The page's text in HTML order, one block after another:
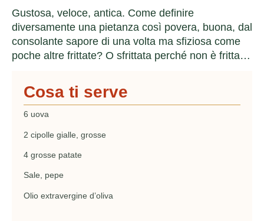
Gustosa, veloce, antica. Come definire
diversamente una pietanza così povera, buona, dal
consolante sapore di una volta ma sfiziosa come
poche altre frittate? O sfrittata perché non è fritta…
Cosa ti serve
6 uova
2 cipolle gialle, grosse
4 grosse patate
Sale, pepe
Olio extravergine d’oliva